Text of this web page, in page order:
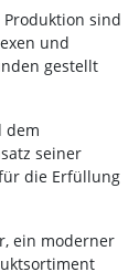
sind
und
gestellt
dem
seiner
die Erfüllung
ein moderner